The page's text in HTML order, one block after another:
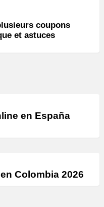
coupons
et astuces
en España
Colombia 2026